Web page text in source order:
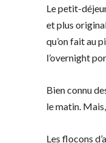
Le petit-
et plus
qu’on fait au
l’overnight
Bien connu
le matin.
Les flocons